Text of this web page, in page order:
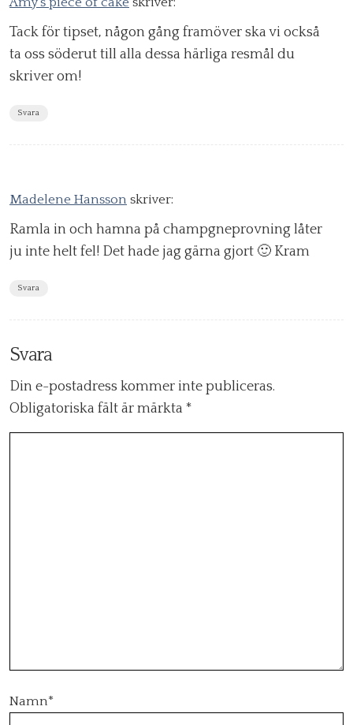
Tack för tipset, någon gång framöver ska vi också
ta oss söderut till alla dessa härliga resmål du
skriver om!
Svara
Madelene Hansson skriver:
Ramla in och hamna på champgneprovning låter
ju inte helt fel! Det hade jag gärna gjort 🙂 Kram
Svara
Svara
Din e-postadress kommer inte publiceras.
Obligatoriska fält är märkta *
Namn*